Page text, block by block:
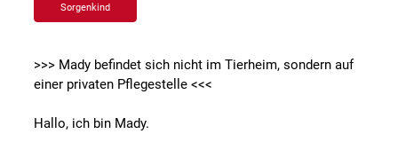
Sorgenkind
>>> Mady befindet sich nicht im Tierheim, sondern auf
einer privaten Pflegestelle <<<
Hallo, ich bin Mady.